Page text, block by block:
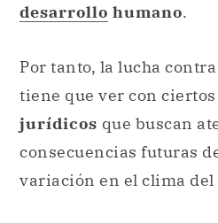
desarrollo humano.
Por tanto, la lucha
tiene que ver con ciertos
jurídicos que buscan
consecuencias futuras
variación en el clima del